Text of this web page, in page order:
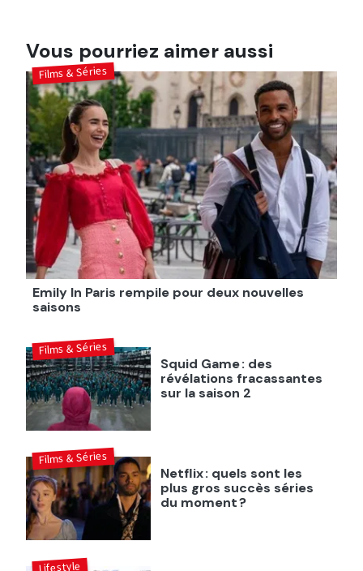
Vous pourriez aimer aussi
Emily In Paris rempile pour deux nouvelles
saisons
Films & Séries
Squid Game : des
révélations fracassantes
sur la saison 2
Films & Séries
Netflix : quels sont les
plus gros succès séries
du moment ?
Films & Séries